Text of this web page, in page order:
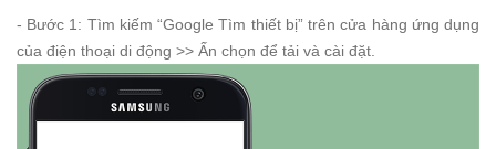
- Bước 1: Tìm kiếm “Google Tìm thiết bị” trên cửa hàng ứng dụng
của điện thoại di động >> Ấn chọn để tải và cài đặt.